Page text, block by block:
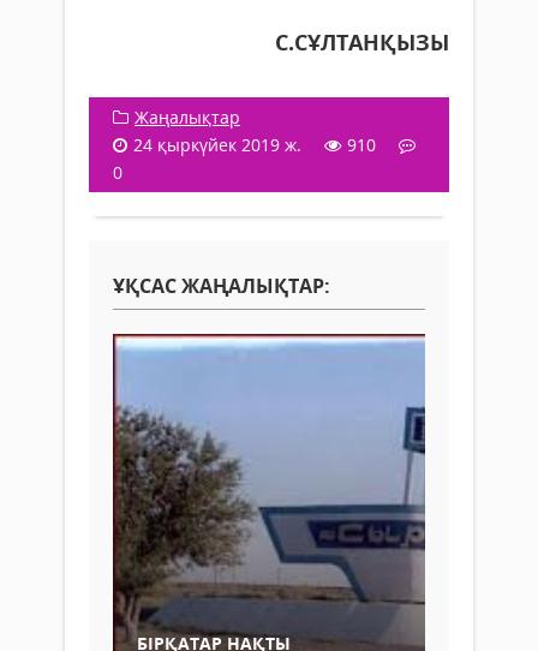
С.СҰЛТАНҚЫЗЫ
Жаңалықтар
24 қыркүйек 2019 ж.
910
0
ҰҚСАС ЖАҢАЛЫҚТАР:
БІРҚАТАР НАҚТЫ